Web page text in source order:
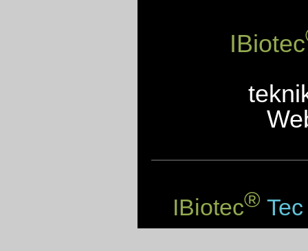
IBiotec
IBiotec®